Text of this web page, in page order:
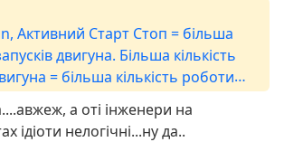
Активний Старт Стоп = більша
двигуна. Більша кількість
= більша кількість роботи
логічно і не потрібно нічого
а оті інженери на
ідіоти нелогічні...ну да..